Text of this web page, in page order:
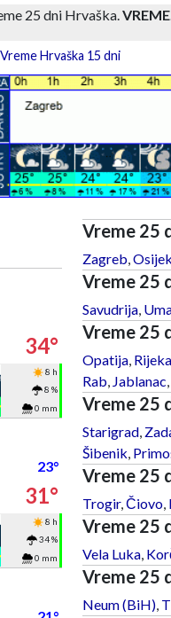
25 dni Hrvaška.VREME
Vreme Hrvaška 15 dni
34°
8 h
8 %
0 mm
23°
31°
8 h
34 %
0 mm
Vreme 25
Zagreb Osijek
Vreme 25
Savudrija,
Vreme 25
Opatija, Rijeka
Rab Jablanac
Vreme 25
Starigrad,
Šibenik
Vreme 25
Trogir, Čiovo,
Vreme 25
Vela Luka,
Vreme 25
Neum (BiH),